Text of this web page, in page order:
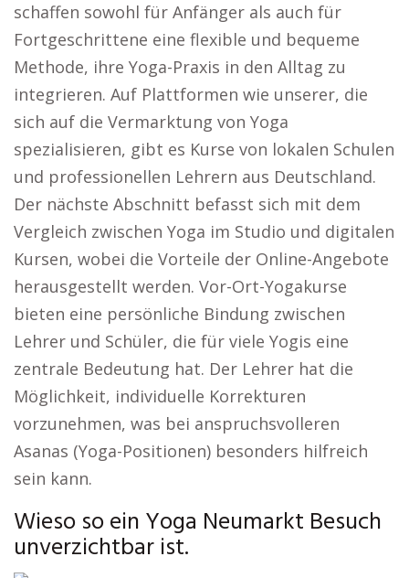
schaffen sowohl für Anfänger als auch für
Fortgeschrittene eine flexible und bequeme
Methode, ihre Yoga-Praxis in den Alltag zu
integrieren. Auf Plattformen wie unserer, die
sich auf die Vermarktung von Yoga
spezialisieren, gibt es Kurse von lokalen Schulen
und professionellen Lehrern aus Deutschland.
Der nächste Abschnitt befasst sich mit dem
Vergleich zwischen Yoga im Studio und digitalen
Kursen, wobei die Vorteile der Online-Angebote
herausgestellt werden. Vor-Ort-Yogakurse
bieten eine persönliche Bindung zwischen
Lehrer und Schüler, die für viele Yogis eine
zentrale Bedeutung hat. Der Lehrer hat die
Möglichkeit, individuelle Korrekturen
vorzunehmen, was bei anspruchsvolleren
Asanas (Yoga-Positionen) besonders hilfreich
sein kann.
Wieso so ein Yoga Neumarkt Besuch
unverzichtbar ist.